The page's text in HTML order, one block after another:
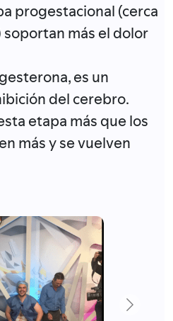
progestacional (cerca
más el dolor
es un
del cerebro.
etapa más que los
más y se vuelven
Next